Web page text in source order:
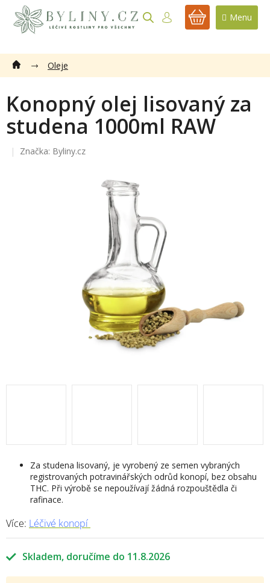
obsah
NÁKUPNÍ
Oleje
Konopný olej lisovaný za
studena 1000ml RAW
Značka: Byliny.cz
Skladem 11.8.2026
Za studena lisovaný, je vyrobený ze semen vybraných
registrovaných potravinářských odrůd konopí, bez obsahu
THC. Při výrobě se nepoužívají žádná rozpouštědla či
rafinace.
Více: Léčivé konopí